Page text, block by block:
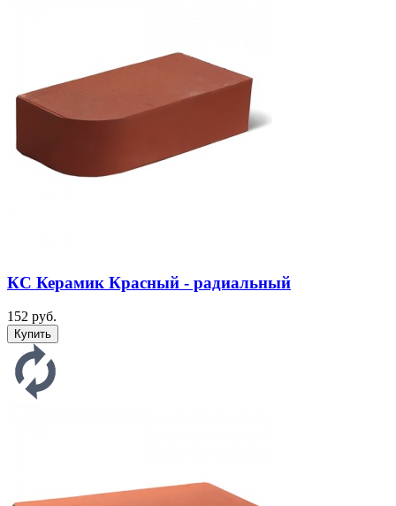
КС Керамик Красный - радиальный
152 руб.